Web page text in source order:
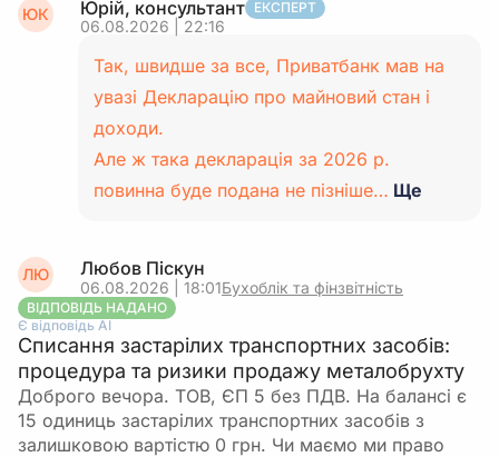
ЮК Юрій, консультант ЕКСПЕРТ
06.08.2026 | 22:16
Так, швидше за все, Приватбанк мав на
увазі Декларацію про майновий стан і
доходи.
Але ж така декларація за 2026 р.
повинна буде подана не пізніше… Ще
ЛЮ Любов Піскун
06.08.2026 | 18:01Бухоблік та фінзвітність
ВІДПОВІДЬ НАДАНО
Є відповідь АІ
Списання застарілих транспортних засобів:
процедура та ризики продажу металобрухту
Доброго вечора. ТОВ, ЄП 5 без ПДВ. На балансі є
15 одиниць застарілих транспортних засобів з
залишковою вартістю 0 грн. Чи маємо ми право